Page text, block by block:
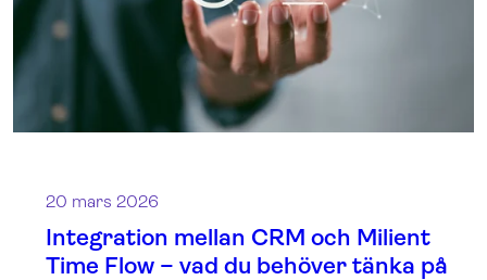
20 mars 2026
Integration mellan CRM och Milient
Time Flow – vad du behöver tänka på